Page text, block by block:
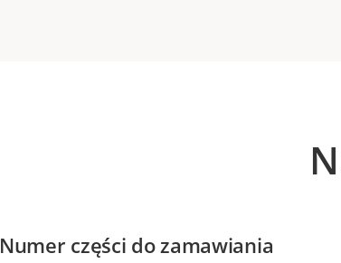
Numer części do zamawiania